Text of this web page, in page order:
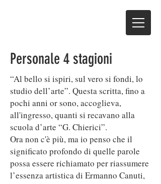
“Al bello si ispiri, sul vero si fondi, lo
studio dell’arte”. Questa scritta, fino a
pochi anni or sono, accoglieva,
all'ingresso, quanti si recavano alla
scuola d’arte “G. Chierici”.
Ora non c'è più, ma io penso che il
significato profondo di quelle parole
possa essere richiamato per riassumere
l’essenza artistica di Ermanno Canuti,
Personale 4 stagioni